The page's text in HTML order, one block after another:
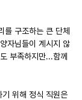
를 구조하는 큰 단체
자님들이 계시지 않
부족하지만...함께
위해 정식 직원은